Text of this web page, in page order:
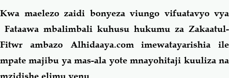
Kwa maelezo zaidi bonyeza viungo vifuatavyo vya
Fataawa mbalimbali kuhusu hukumu za Zakaatul-
Fitwr ambazo Alhidaaya.com imewatayarishia ile
mpate majibu ya mas-ala yote mnayohitaji kuuliza na